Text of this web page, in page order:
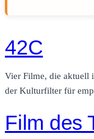
42C
Vier Filme, die aktuell
der Kulturfilter für
Film des